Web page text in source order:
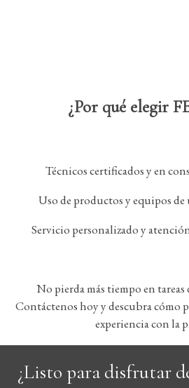
¿Por qué elegir
Técnicos certificados y en
Uso de productos y equipos
Servicio personalizado y
No pierda más tiempo en
Contáctenos hoy y descubra cómo
experiencia con la
¿Listo para disfrutar